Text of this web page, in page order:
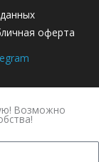
оферта
Возможно